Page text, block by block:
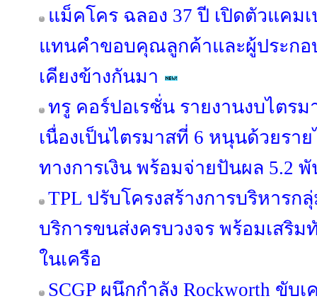
แม็คโคร ฉลอง 37 ปี เปิดตัวแคม
แทนคำขอบคุณลูกค้าและผู้ประกอ
เคียงข้างกันมา
ทรู คอร์ปอเรชั่น รายงานงบไตรม
เนื่องเป็นไตรมาสที่ 6 หนุนด้วยรา
ทางการเงิน พร้อมจ่ายปันผล 5.2
TPL ปรับโครงสร้างการบริหาร
บริการขนส่งครบวงจร พร้อมเสริม
ในเครือ
SCGP ผนึกกำลัง Rockworth ขับ